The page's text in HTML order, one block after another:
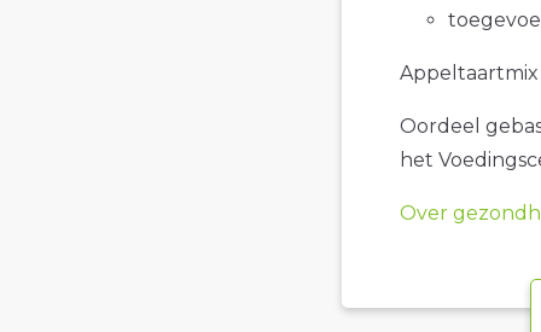
Appeltaartmix
Oordeel
het
Over